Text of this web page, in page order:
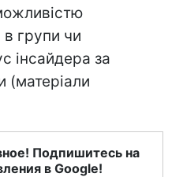
групи чи
інсайдера за
(матеріали
Подпишитесь на
в Google!